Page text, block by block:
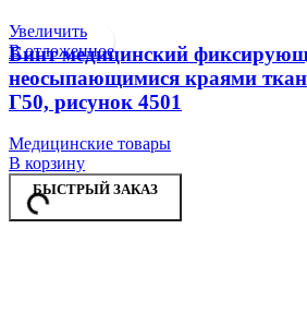
Увеличить
В отложенное
Бинт медицинский
неосыпающимися краями
Г50, рисунок 4501
Медицинские товары
В корзину
БЫСТРЫЙ ЗАКАЗ